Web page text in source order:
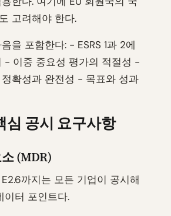
고려해야 한다.
을 포함한다: - ESRS 1과 2에
- 이중 중요성 평가의 적절성 -
확성과 완전성 - 목표와 성과
심 공시 요구사항
(MDR)
E2.6까지는 모든 기업이 공시해
이터 포인트다.